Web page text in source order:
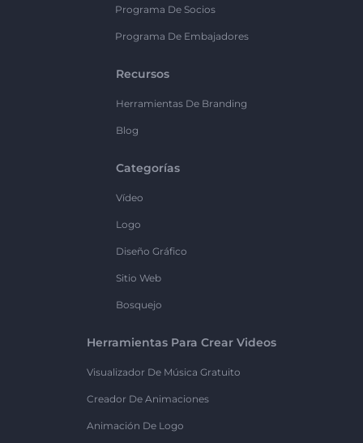
Programa De Socios
Programa De Embajadores
Recursos
Herramientas De Branding
Blog
Categorías
Vídeo
Logo
Diseño Gráfico
Sitio Web
Bosquejo
Herramientas Para Crear Videos
Visualizador De Música Gratuito
Creador De Animaciones
Animación De Logo